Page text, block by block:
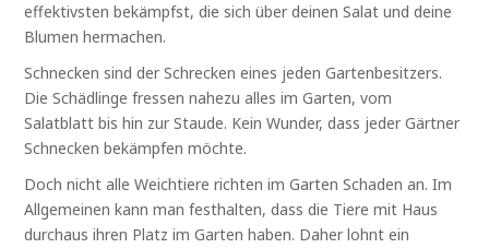
effektivsten bekämpfst, die sich über deinen Salat und deine
Blumen hermachen.
Schnecken sind der Schrecken eines jeden Gartenbesitzers.
Die Schädlinge fressen nahezu alles im Garten, vom
Salatblatt bis hin zur Staude. Kein Wunder, dass jeder Gärtner
Schnecken bekämpfen möchte.
Doch nicht alle Weichtiere richten im Garten Schaden an. Im
Allgemeinen kann man festhalten, dass die Tiere mit Haus
durchaus ihren Platz im Garten haben. Daher lohnt ein